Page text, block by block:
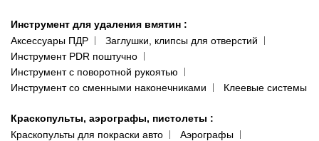
Инструмент для удаления вмятин :
Аксессуары ПДР
Заглушки, клипсы для отверстий
Инструмент PDR поштучно
Инструмент с поворотной рукоятью
Инструмент со сменными наконечниками
Клеевые системы
Краскопульты, аэрографы, пистолеты :
Краскопульты для покраски авто
Аэрографы